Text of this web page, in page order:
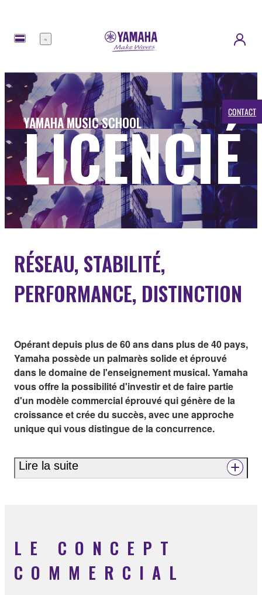
Menu
CONTACT
YAMAHA MUSIC SCHOOL
LICENCIÉ
RÉSEAU, STABILITÉ,
PERFORMANCE, DISTINCTION
Opérant depuis plus de 60 ans dans plus de 40 pays,
Yamaha possède un palmarès solide et éprouvé
dans le domaine de l'enseignement musical. Yamaha
vous offre la possibilité d'investir et de faire partie
d'un modèle commercial éprouvé qui génère de la
croissance et crée du succès, avec une approche
unique qui vous distingue de la concurrence.
Lire la suite
LE CONCEPT
COMMERCIAL